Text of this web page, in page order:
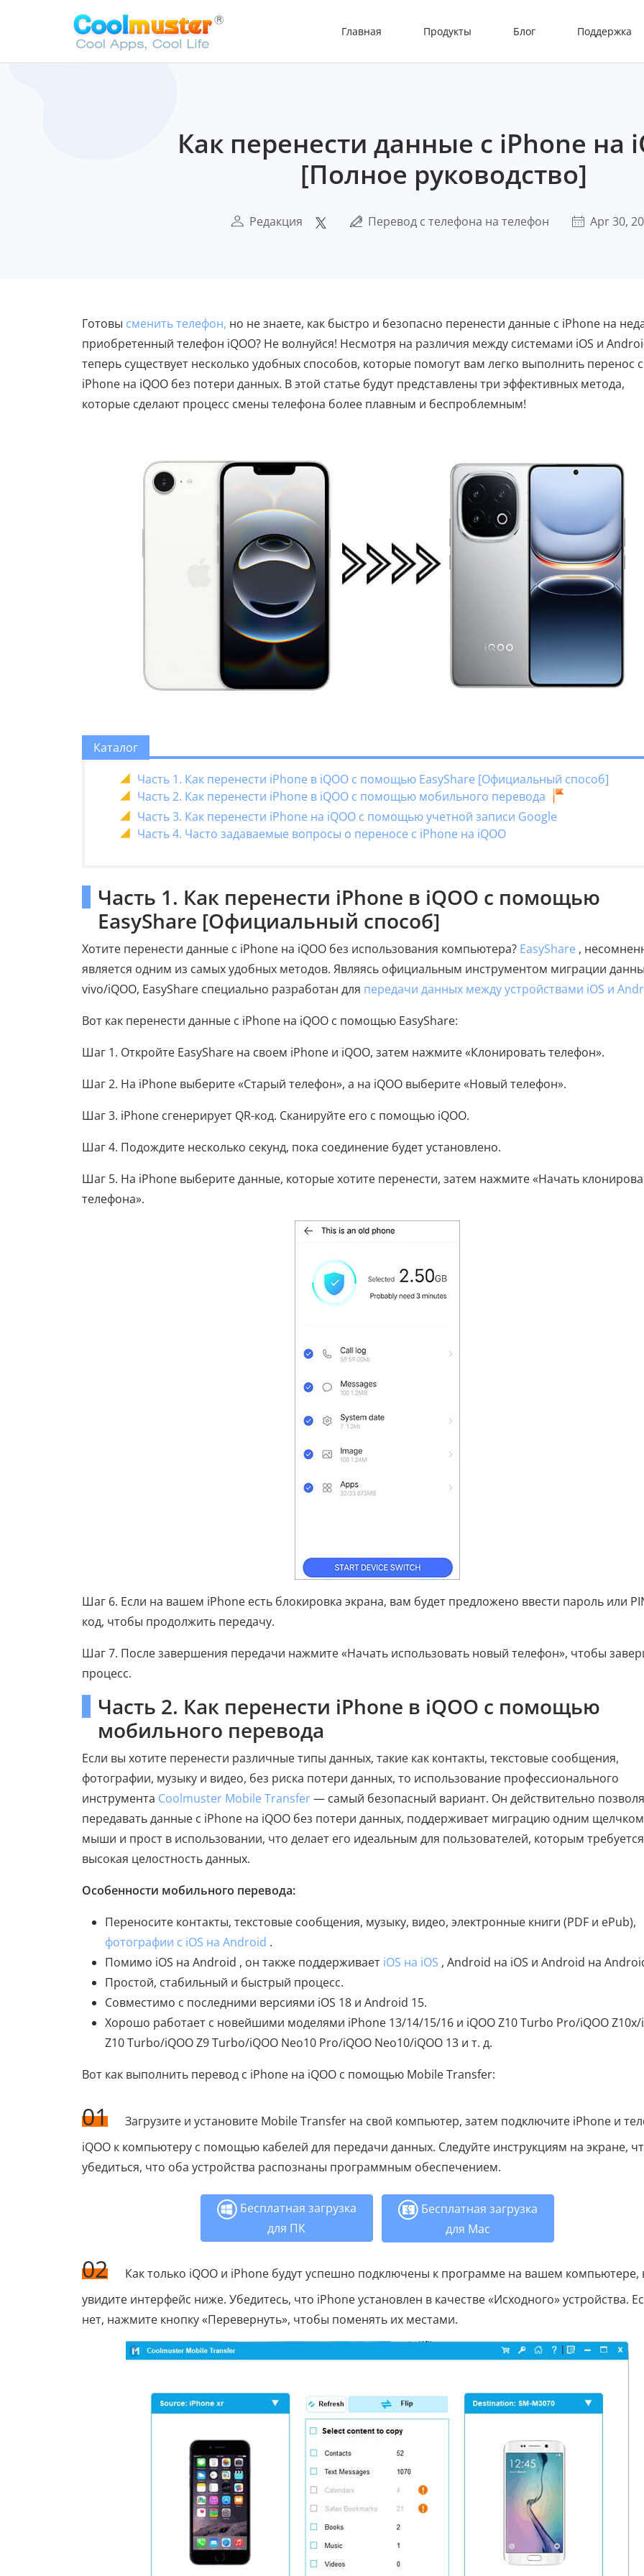
Главная Продукты Блог Поддержка
Как перенести данные с iPhone на
[Полное руководство]
Редакция Перевод с телефона на телефон Apr 30,
Готовы сменить телефон, но не знаете, как быстро и безопасно перенести данные с iPhone на
приобретенный телефон iQOO? Не волнуйся! Несмотря на различия между системами iOS и
теперь существует несколько удобных способов, которые помогут вам легко выполнить перенос с
iPhone на iQOO без потери данных. В этой статье будут представлены три эффективных метода,
которые сделают процесс смены телефона более плавным и беспроблемным!
Каталог
Часть 1. Как перенести iPhone в iQOO с помощью EasyShare [Официальный способ]
Часть 2. Как перенести iPhone в iQOO с помощью мобильного перевода
Часть 3. Как перенести iPhone на iQOO с помощью учетной записи Google
Часть 4. Часто задаваемые вопросы о переносе с iPhone на iQOO
Часть 1. Как перенести iPhone в iQOO с помощью
EasyShare [Официальный способ]
Хотите перенести данные с iPhone на iQOO без использования компьютера? EasyShare ,
является одним из самых удобных методов. Являясь официальным инструментом миграции
vivo/iQOO, EasyShare специально разработан для передачи данных между устройствами iOS и
Вот как перенести данные с iPhone на iQOO с помощью EasyShare:
Шаг 1. Откройте EasyShare на своем iPhone и iQOO, затем нажмите «Клонировать телефон».
Шаг 2. На iPhone выберите «Старый телефон», а на iQOO выберите «Новый телефон».
Шаг 3. iPhone сгенерирует QR-код. Сканируйте его с помощью iQOO.
Шаг 4. Подождите несколько секунд, пока соединение будет установлено.
Шаг 5. На iPhone выберите данные, которые хотите перенести, затем нажмите «Начать
телефона».
Шаг 6. Если на вашем iPhone есть блокировка экрана, вам будет предложено ввести пароль или
код, чтобы продолжить передачу.
Шаг 7. После завершения передачи нажмите «Начать использовать новый телефон», чтобы
процесс.
Часть 2. Как перенести iPhone в iQOO с помощью
мобильного перевода
Если вы хотите перенести различные типы данных, такие как контакты, текстовые сообщения,
фотографии, музыку и видео, без риска потери данных, то использование профессионального
инструмента Coolmuster Mobile Transfer— самый безопасный вариант. Он действительно
передавать данные с iPhone на iQOO без потери данных, поддерживает миграцию одним щелчком
мыши и прост в использовании, что делает его идеальным для пользователей, которым требуется
высокая целостность данных.
Особенности мобильного перевода:
Переносите контакты, текстовые сообщения, музыку, видео, электронные книги (PDF и ePub),
фотографии с iOS на Android .
Помимо iOS на Android , он также поддерживает iOS на iOS , Android на iOS и Android на
Простой, стабильный и быстрый процесс.
Совместимо с последними версиями iOS 18 и Android 15.
Хорошо работает с новейшими моделями iPhone 13/14/15/16 и iQOO Z10 Turbo Pro/iQOO Z10x/
Z10 Turbo/iQOO Z9 Turbo/iQOO Neo10 Pro/iQOO Neo10/iQOO 13 и т. д.
Вот как выполнить перевод с iPhone на iQOO с помощью Mobile Transfer:
01
Загрузите и установите Mobile Transfer на свой компьютер, затем подключите iPhone и
iQOO к компьютеру с помощью кабелей для передачи данных. Следуйте инструкциям на экране,
убедиться, что оба устройства распознаны программным обеспечением.
Бесплатная загрузка
для ПК
Бесплатная загрузка
для Mac
02
Как только iQOO и iPhone будут успешно подключены к программе на вашем компьютере,
увидите интерфейс ниже. Убедитесь, что iPhone установлен в качестве «Исходного» устройства.
нет, нажмите кнопку «Перевернуть», чтобы поменять их местами.